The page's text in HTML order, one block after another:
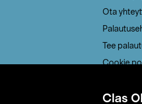
Clas
Ota
Tee
Cookie